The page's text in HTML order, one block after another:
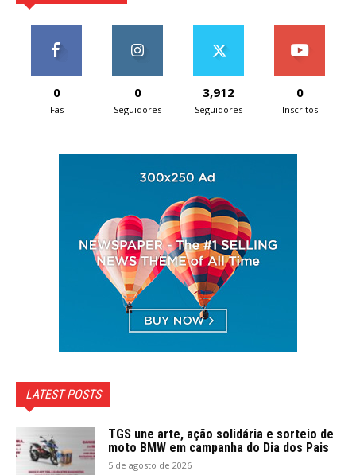
0
Fãs
0
Seguidores
3,912
Seguidores
0
Inscritos
LATEST POSTS
TGS une arte, ação solidária e sorteio de
moto BMW em campanha do Dia dos Pais
5 de agosto de 2026